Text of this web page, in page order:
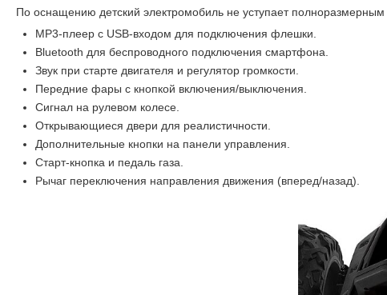
По оснащению детский электромобиль не уступает
MP3-плеер с USB-входом для подключения флешки.
Bluetooth для беспроводного подключения смартфона.
Звук при старте двигателя и регулятор громкости.
Передние фары с кнопкой включения/выключения.
Сигнал на рулевом колесе.
Открывающиеся двери для реалистичности.
Дополнительные кнопки на панели управления.
Старт-кнопка и педаль газа.
Рычаг переключения направления движения (вперед/назад).